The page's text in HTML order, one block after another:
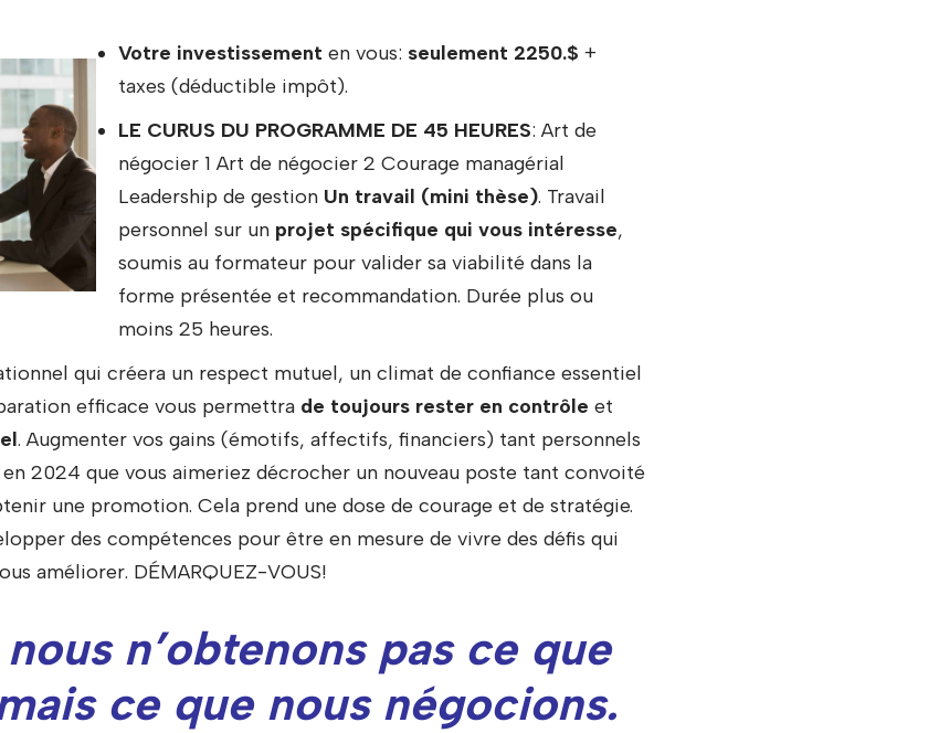
Votre investissement en vous: seulement 2250.$ +
taxes (déductible impôt).
LE CURUS DU PROGRAMME DE 45 HEURES: Art de
négocier 1 Art de négocier 2 Courage managérial
Leadership de gestion Un travail (mini thèse). Travail
personnel sur un projet spécifique qui vous intéresse,
soumis au formateur pour valider sa viabilité dans la
forme présentée et recommandation. Durée plus ou
moins 25 heures.
qui créera un respect mutuel, un climat de confiance essentiel
efficace vous permettra de toujours rester en contrôle et
. Augmenter vos gains (émotifs, affectifs, financiers) tant personnels
en 2024 que vous aimeriez décrocher un nouveau poste tant convoité
une promotion. Cela prend une dose de courage et de stratégie.
des compétences pour être en mesure de vivre des défis qui
améliorer. DÉMARQUEZ-VOUS!
n’obtenons pas ce que
ce que nous négocions.